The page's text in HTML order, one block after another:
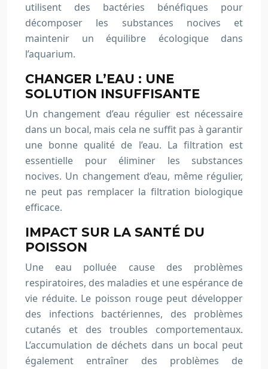
utilisent des bactéries bénéfiques pour
décomposer les substances nocives et
maintenir un équilibre écologique dans
l’aquarium.
CHANGER L’EAU : UNE
SOLUTION INSUFFISANTE
Un changement d’eau régulier est nécessaire
dans un bocal, mais cela ne suffit pas à garantir
une bonne qualité de l’eau. La filtration est
essentielle pour éliminer les substances
nocives. Un changement d’eau, même régulier,
ne peut pas remplacer la filtration biologique
efficace.
IMPACT SUR LA SANTÉ DU
POISSON
Une eau polluée cause des problèmes
respiratoires, des maladies et une espérance de
vie réduite. Le poisson rouge peut développer
des infections bactériennes, des problèmes
cutanés et des troubles comportementaux.
L’accumulation de déchets dans un bocal peut
également entraîner des problèmes de